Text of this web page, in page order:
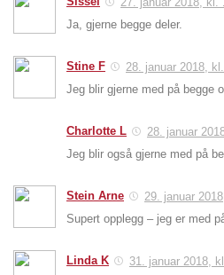
Ja, gjerne begge deler.
Stine F
28. januar 2018,
Jeg blir gjerne med på begge
Charlotte L
28. januar
Jeg blir også gjerne med på
Stein Arne
29. januar
Supert opplegg – jeg er med
Linda K
31. januar 2018,